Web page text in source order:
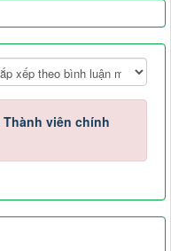
Thành viên chính